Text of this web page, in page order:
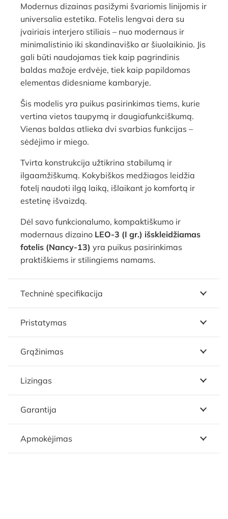
Modernus dizainas pasižymi švariomis linijomis ir
universalia estetika. Fotelis lengvai dera su
įvairiais interjero stiliais – nuo modernaus ir
minimalistinio iki skandinaviško ar šiuolaikinio. Jis
gali būti naudojamas tiek kaip pagrindinis
baldas mažoje erdvėje, tiek kaip papildomas
elementas didesniame kambaryje.
Šis modelis yra puikus pasirinkimas tiems, kurie
vertina vietos taupymą ir daugiafunkciškumą.
Vienas baldas atlieka dvi svarbias funkcijas –
sėdėjimo ir miego.
Tvirta konstrukcija užtikrina stabilumą ir
ilgaamžiškumą. Kokybiškos medžiagos leidžia
fotelį naudoti ilgą laiką, išlaikant jo komfortą ir
estetinę išvaizdą.
Dėl savo funkcionalumo, kompaktiškumo ir
modernaus dizaino LEO-3 (I gr.) išskleidžiamas
fotelis (Nancy-13) yra puikus pasirinkimas
praktiškiems ir stilingiems namams.
Techninė specifikacija
Pristatymas
Grąžinimas
Lizingas
Garantija
Apmokėjimas